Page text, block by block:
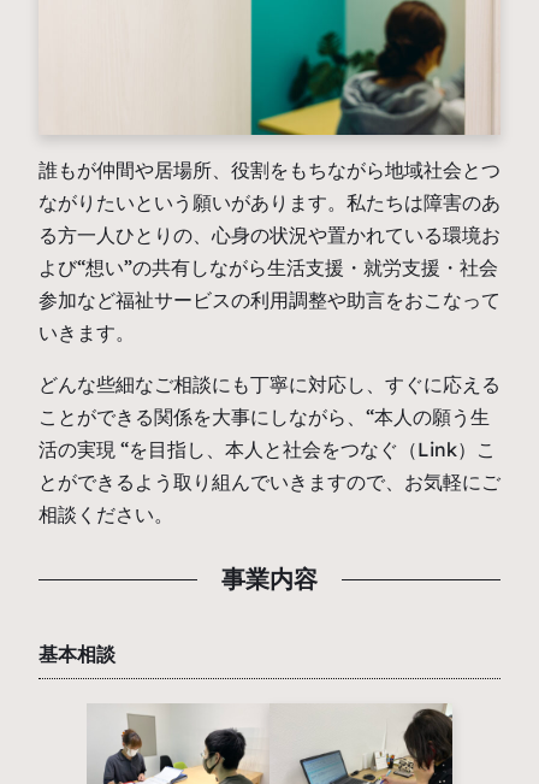
誰もが仲間や居場所、役割をもちながら地域社会とつ
ながりたいという願いがあります。私たちは障害のあ
る方一人ひとりの、心身の状況や置かれている環境お
よび“想い”の共有しながら生活支援・就労支援・社会
参加など福祉サービスの利用調整や助言をおこなって
いきます。
どんな些細なご相談にも丁寧に対応し、すぐに応える
ことができる関係を大事にしながら、“本人の願う生
活の実現 “を目指し、本人と社会をつなぐ（Link）こ
とができるよう取り組んでいきますので、お気軽にご
相談ください。
事業内容
基本相談